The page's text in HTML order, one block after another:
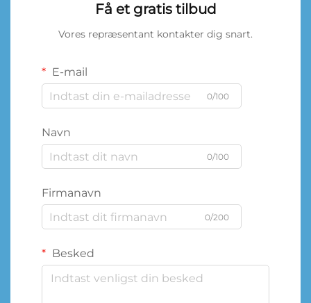
Få et gratis tilbud
Vores repræsentant kontakter dig snart.
E-mail
0/100
Navn
0/100
Firmanavn
0/200
Besked